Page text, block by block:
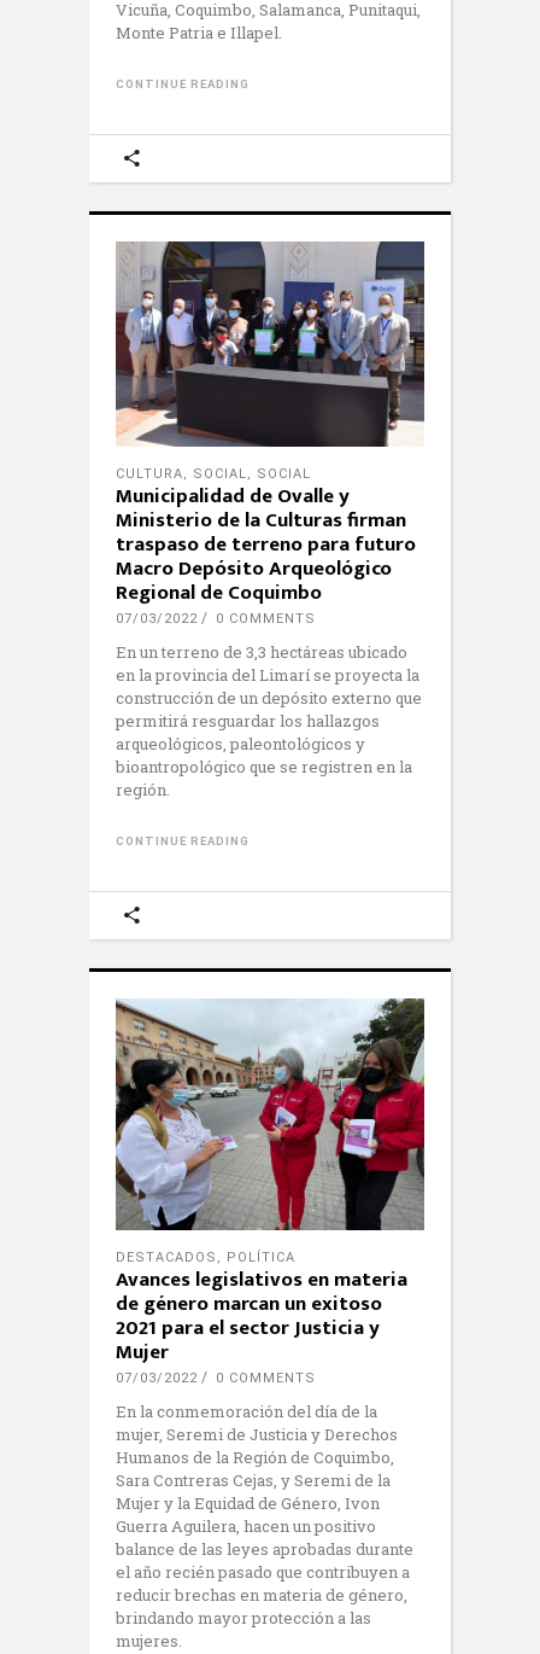
Vicuña, Coquimbo, Salamanca, Punitaqui,
Monte Patria e Illapel.
CONTINUE READING
CULTURA, SOCIAL, SOCIAL
Municipalidad de Ovalle y
Ministerio de la Culturas firman
traspaso de terreno para futuro
Macro Depósito Arqueológico
Regional de Coquimbo
07/03/2022 0 COMMENTS
En un terreno de 3,3 hectáreas ubicado
en la provincia del Limarí se proyecta la
construcción de un depósito externo que
permitirá resguardar los hallazgos
arqueológicos, paleontológicos y
bioantropológico que se registren en la
región.
CONTINUE READING
DESTACADOS , POLÍTICA
Avances legislativos en materia
de género marcan un exitoso
2021 para el sector Justicia y
Mujer
07/03/2022 0 COMMENTS
En la conmemoración del día de la
mujer, Seremi de Justicia y Derechos
Humanos de la Región de Coquimbo,
Sara Contreras Cejas, y Seremi de la
Mujer y la Equidad de Género, Ivon
Guerra Aguilera, hacen un positivo
balance de las leyes aprobadas durante
el año recién pasado que contribuyen a
reducir brechas en materia de género,
brindando mayor protección a las
mujeres.